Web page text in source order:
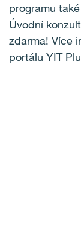
programu
Úvodní
zdarma! Více
portálu YIT